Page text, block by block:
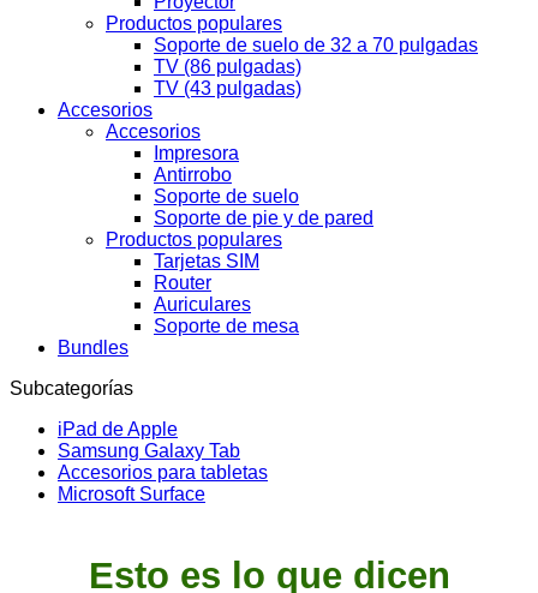
Productos populares
Soporte de suelo de 32 a 70 pulgadas
TV (86 pulgadas)
TV (43 pulgadas)
Accesorios
Accesorios
Impresora
Antirrobo
Soporte de suelo
Soporte de pie y de pared
Productos populares
Tarjetas SIM
Router
Auriculares
Soporte de mesa
Bundles
Subcategorías
iPad de Apple
Samsung Galaxy Tab
Accesorios para tabletas
Microsoft Surface
Esto es lo que dicen